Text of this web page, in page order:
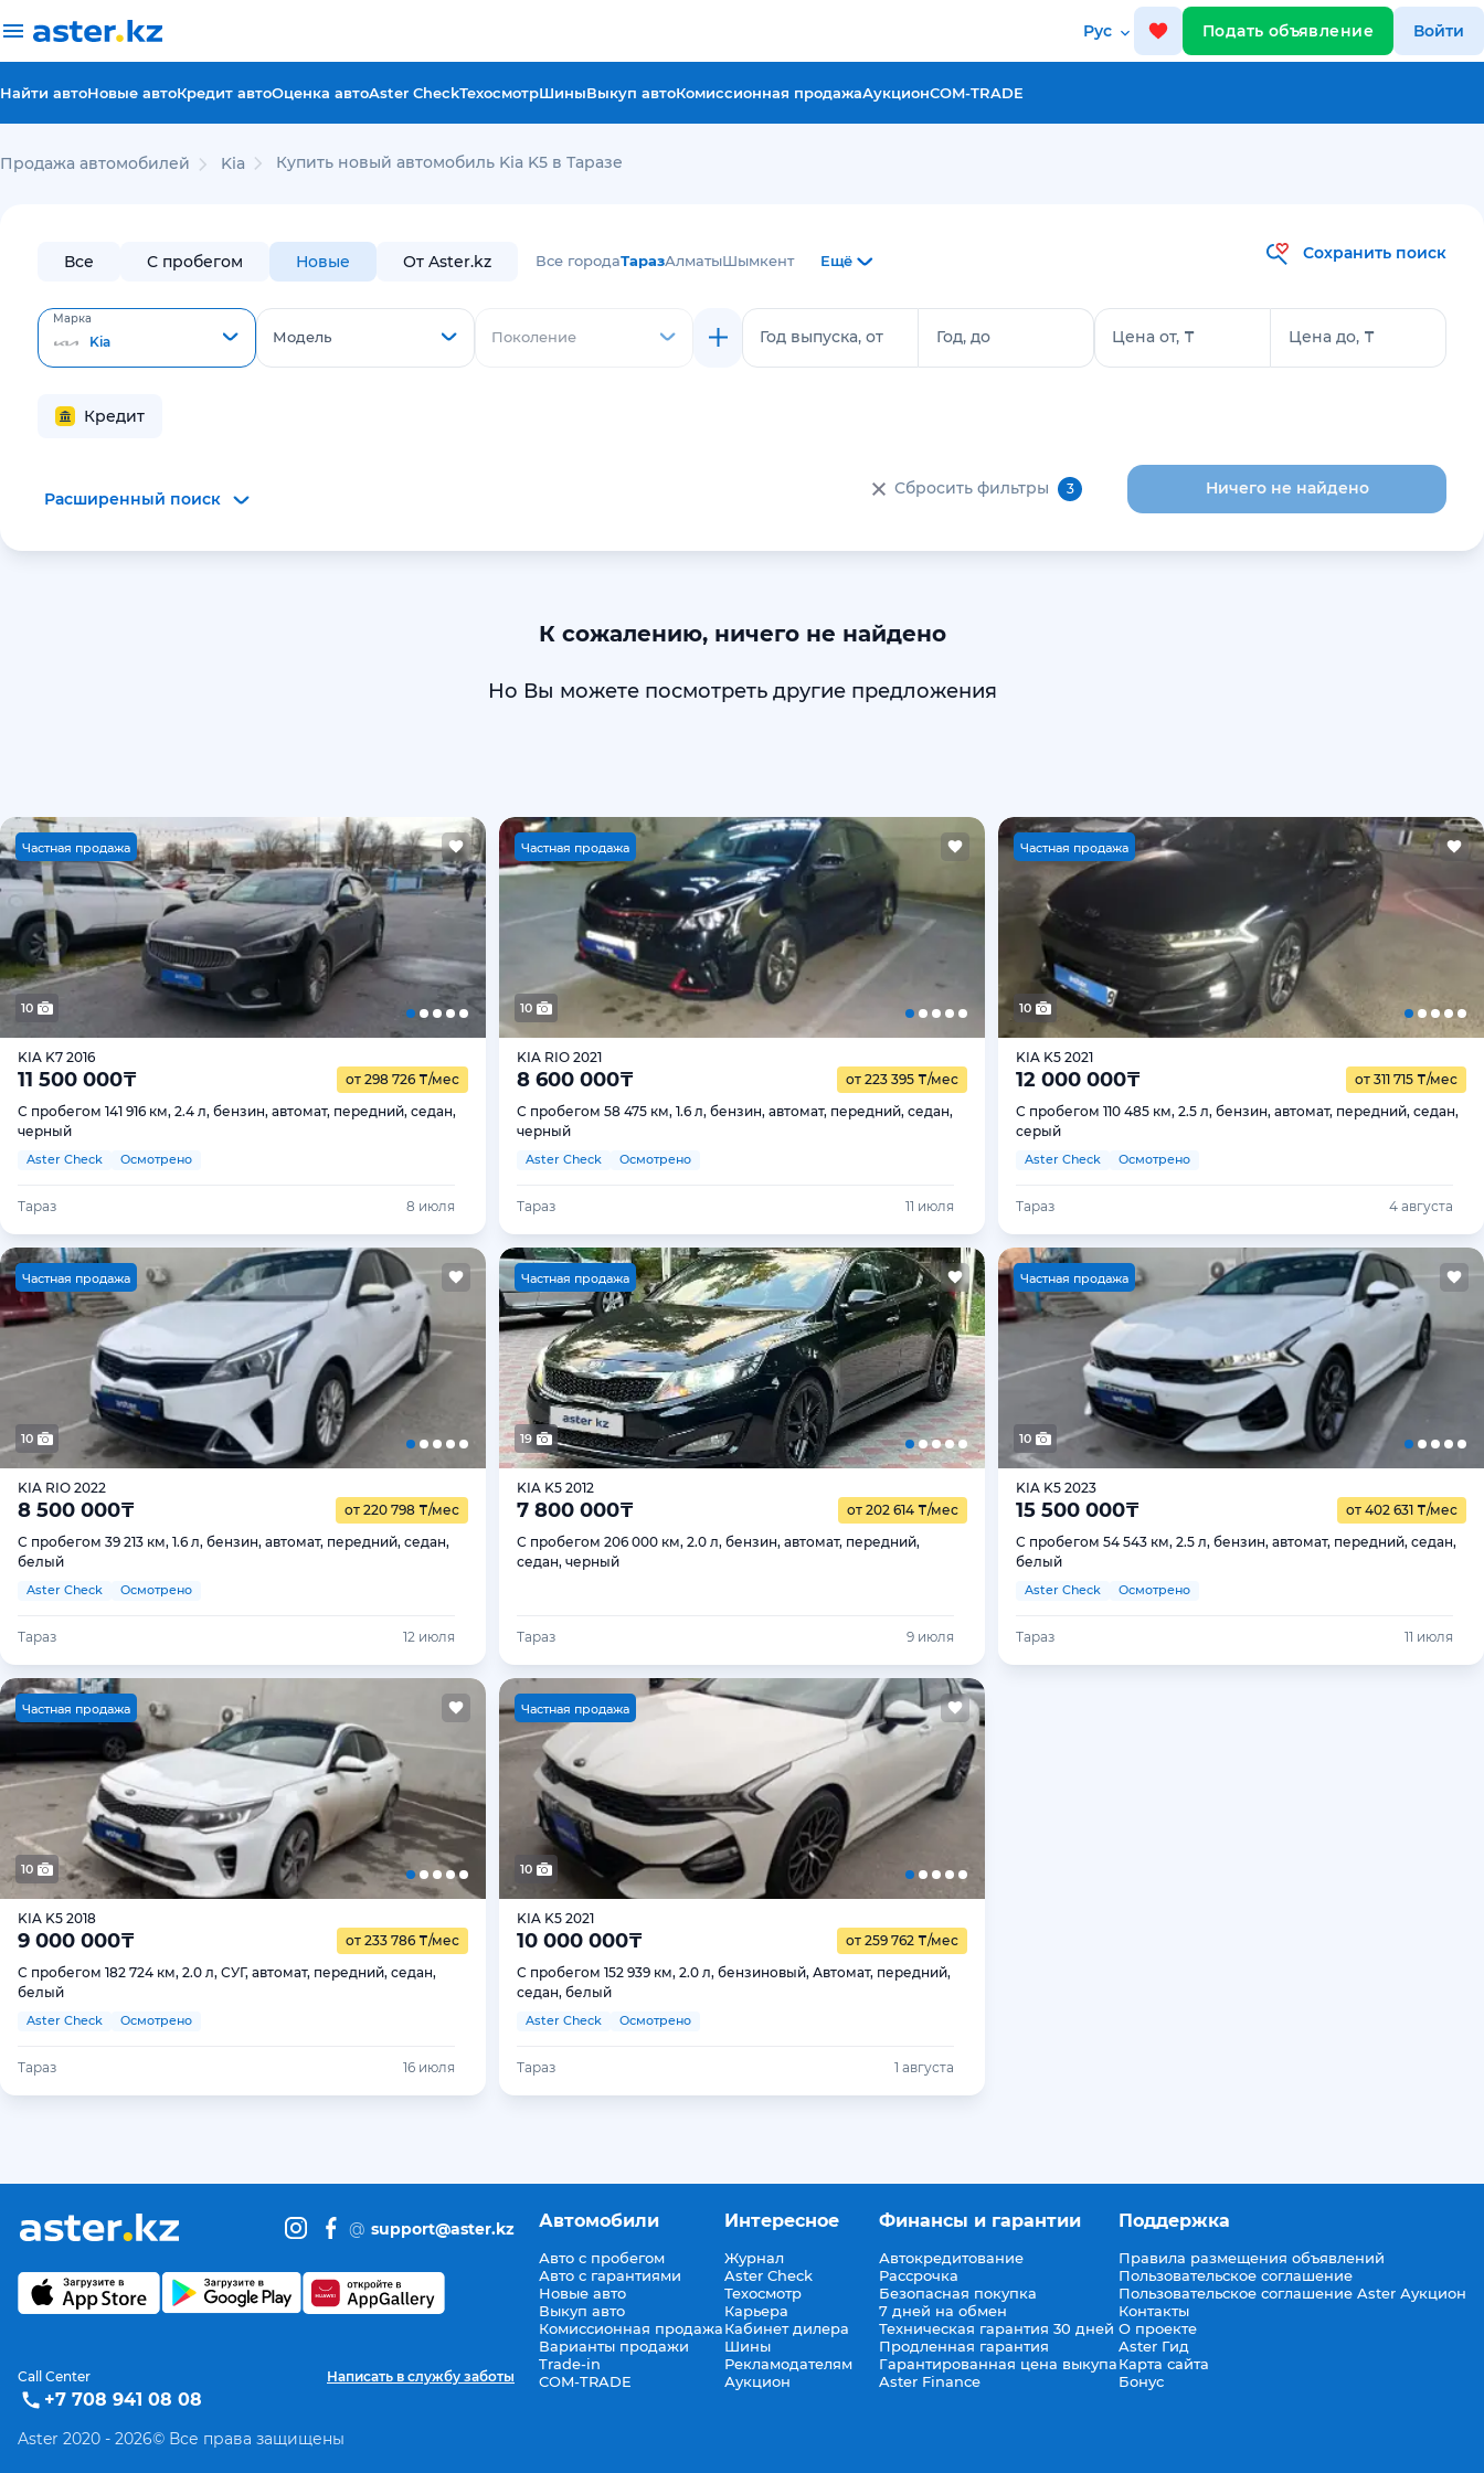
Рус Подать объявление Войти
Найти автоНовые автоКредит автоОценка автоAster CheckТехосмотрШиныВыкуп автоКомиссионная продажаАукционCOM-TRADE
Продажа автомобилей Kia Купить новый автомобиль Kia K5 в Таразе
Все С пробегом Новые От Aster.kz Все городаТаразАлматыШымкент Ещё Сохранить поиск
Марка
Kia Модель Поколение Год выпуска, от Год, до Цена от, ₸ Цена до, ₸
Кредит
Расширенный поиск
Сбросить фильтры 3 Ничего не найдено
К сожалению, ничего не найдено
Но Вы можете посмотреть другие предложения
Частная продажа
10
KIA K7 2016
11 500 000₸ от 298 726 ₸/мес
С пробегом 141 916 км, 2.4 л, бензин, автомат, передний, седан,
черный
Aster Check Осмотрено
Тараз 8 июля
Частная продажа
10
KIA RIO 2021
8 600 000₸ от 223 395 ₸/мес
С пробегом 58 475 км, 1.6 л, бензин, автомат, передний, седан,
черный
Aster Check Осмотрено
Тараз 11 июля
Частная продажа
10
KIA K5 2021
12 000 000₸ от 311 715 ₸/мес
С пробегом 110 485 км, 2.5 л, бензин, автомат, передний, седан,
серый
Aster Check Осмотрено
Тараз 4 августа
Частная продажа
10
KIA RIO 2022
8 500 000₸ от 220 798 ₸/мес
С пробегом 39 213 км, 1.6 л, бензин, автомат, передний, седан,
белый
Aster Check Осмотрено
Тараз 12 июля
Частная продажа
19
KIA K5 2012
7 800 000₸ от 202 614 ₸/мес
С пробегом 206 000 км, 2.0 л, бензин, автомат, передний,
седан, черный
Тараз 9 июля
Частная продажа
10
KIA K5 2023
15 500 000₸ от 402 631 ₸/мес
С пробегом 54 543 км, 2.5 л, бензин, автомат, передний, седан,
белый
Aster Check Осмотрено
Тараз 11 июля
Частная продажа
10
KIA K5 2018
9 000 000₸ от 233 786 ₸/мес
С пробегом 182 724 км, 2.0 л, СУГ, автомат, передний, седан,
белый
Aster Check Осмотрено
Тараз 16 июля
Частная продажа
10
KIA K5 2021
10 000 000₸ от 259 762 ₸/мес
С пробегом 152 939 км, 2.0 л, бензиновый, Автомат, передний,
седан, белый
Aster Check Осмотрено
Тараз 1 августа
@ support@aster.kz
Call Center
+7 708 941 08 08
Написать в службу заботы
Aster 2020 - 2026© Все права защищены
Автомобили
Авто с пробегом
Авто с гарантиями
Новые авто
Выкуп авто
Комиссионная продажа
Варианты продажи
Trade-in
COM-TRADE
Интересное
Журнал
Aster Check
Техосмотр
Карьера
Кабинет дилера
Шины
Рекламодателям
Аукцион
Финансы и гарантии
Автокредитование
Рассрочка
Безопасная покупка
7 дней на обмен
Техническая гарантия 30 дней
Продленная гарантия
Гарантированная цена выкупа
Aster Finance
Поддержка
Правила размещения объявлений
Пользовательское соглашение
Пользовательское соглашение Aster Аукцион
Контакты
О проекте
Aster Гид
Карта сайта
Бонус